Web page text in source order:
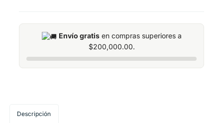
Envío gratis en compras superiores a
$200,000.00.
Descripción